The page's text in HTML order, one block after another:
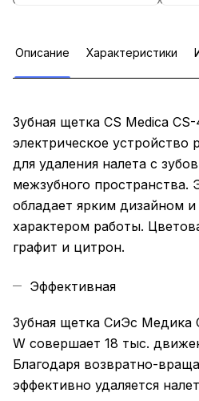
Описание Характеристики
Зубная щетка CS Medica
электрическое устройство
для удаления налета с
межзубного пространства.
обладает ярким дизайном
характером работы.
графит и цитрон.
Эффективная
Зубная щетка СиЭс Медика
W совершает 18 тыс.
Благодаря возвратно-
эффективно удаляется